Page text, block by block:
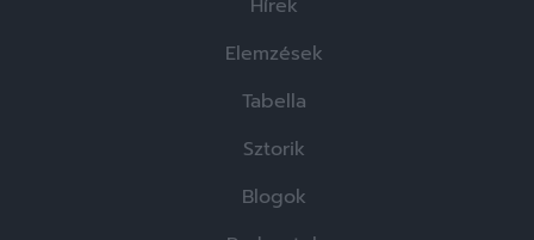
Elemzések
Tabella
Sztorik
Blogok